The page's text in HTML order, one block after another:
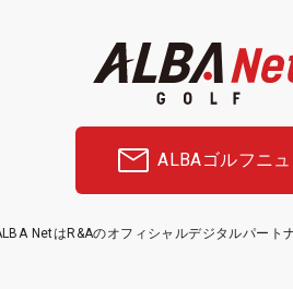
ALBAゴルフニ
NetはR&Aのオフィシャルデジタルパート